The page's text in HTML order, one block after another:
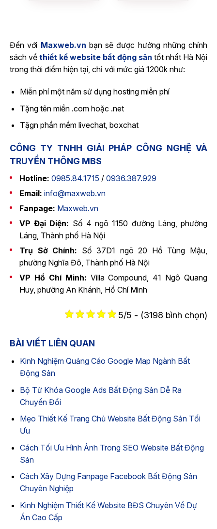
cá
nhân
Đến với Maxweb.vn bạn sẽ được hưởng những chính
sách về thiết kế website bất động sản tốt nhất Hà Nội
trong thời điểm hiện tại, chỉ với mức giá 1200k như:
Miễn phí một năm sử dụng hosting miễn phí
Tặng tên miền .com hoặc .net
Tặgn phần mềm livechat, boxchat
CÔNG TY TNHH GIẢI PHÁP CÔNG NGHỆ VÀ
TRUYỀN THÔNG MBS
Hotline: 0985.84.1715 / 0936.387.929
Email: info@maxweb.vn
Fanpage: Maxweb.vn
VP Đại Diện: Số 4 ngõ 1150 đường Láng, phường
Láng, Thành phố Hà Nội
Trụ Sở Chính: Số 37D1 ngõ 20 Hồ Tùng Mậu,
phường Nghĩa Đô, Thành phố Hà Nội
VP Hồ Chí Minh: Villa Compound, 41 Ngô Quang
Huy, phường An Khánh, Hồ Chí Minh
5/5 - (3198 bình chọn)
BÀI VIẾT LIÊN QUAN
Kinh Nghiệm Quảng Cáo Google Map Ngành Bất
Động Sản
Bộ Từ Khóa Google Ads Bất Động Sản Dễ Ra
Chuyển Đổi
Mẹo Thiết Kế Trang Chủ Website Bất Động Sản Tối
Ưu
Cách Tối Ưu Hình Ảnh Trong SEO Website Bất Động
Sản
Cách Xây Dựng Fanpage Facebook Bất Động Sản
Chuyên Nghiệp
Kinh Nghiệm Thiết Kế Website BĐS Chuyên Về Dự
Án Cao Cấp